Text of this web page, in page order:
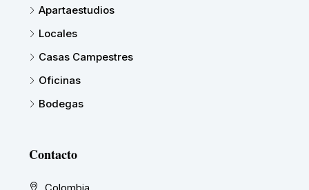
Apartaestudios
Locales
Casas Campestres
Oficinas
Bodegas
Contacto